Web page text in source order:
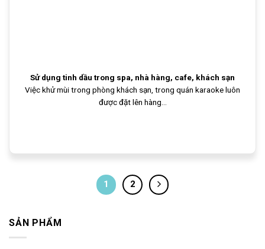
Sử dụng tinh dầu trong spa, nhà hàng, cafe, khách sạn
Việc khử mùi trong phòng khách sạn, trong quán karaoke luôn
được đặt lên hàng...
1 2
SẢN PHẨM